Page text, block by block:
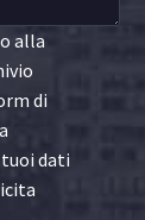
alla
di
tuoi dati